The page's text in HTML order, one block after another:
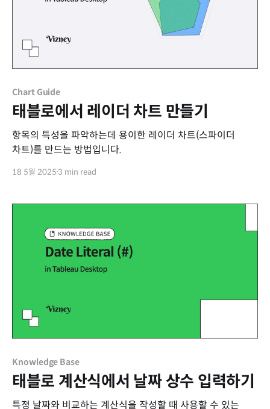
Chart Guide
태블로에서 레이더 차트 만들기
항목의 특성을 파악하는데 용이한 레이더 차트(스파이더
차트)를 만드는 방법입니다.
18 5월 2025 3 min read
Knowledge Base
태블로 계산식에서 날짜 상수 입력하기
특정 날짜와 비교하는 계산식을 작성할 때 사용할 수 있는